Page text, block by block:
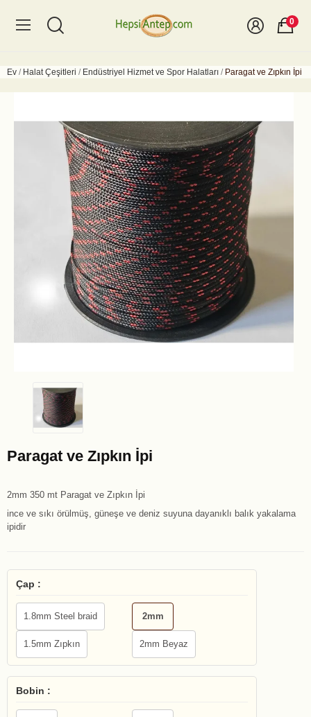
0
Ev Halat Çeşitleri Endüstriyel Hizmet ve Spor Halatları Paragat ve Zıpkın İpi
Paragat ve Zıpkın İpi
2mm 350 mt Paragat ve Zıpkın İpi
ince ve sıkı örülmüş, güneşe ve deniz suyuna dayanıklı balık yakalama
ipidir
Çap :
1.8mm Steel braid 2mm
1.5mm Zıpkın 2mm Beyaz
Bobin :